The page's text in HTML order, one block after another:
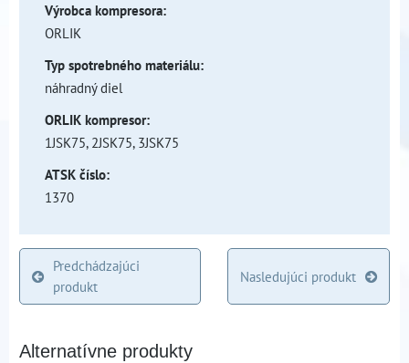
Výrobca kompresora:
ORLIK
Typ spotrebného materiálu:
náhradný diel
ORLIK kompresor:
1JSK75, 2JSK75, 3JSK75
ATSK číslo:
1370
Predchádzajúci
produkt
Nasledujúci produkt
Alternatívne produkty